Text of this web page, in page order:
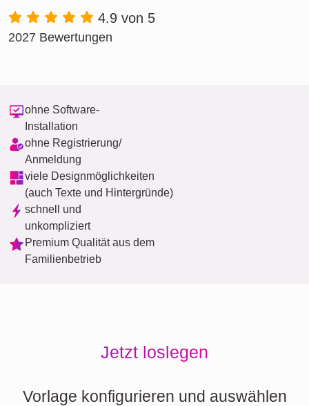
4.9 von 5
2027 Bewertungen
ohne Software-
Installation
ohne Registrierung/
Anmeldung
viele Designmöglichkeiten
(auch Texte und Hintergründe)
schnell und
unkompliziert
Premium Qualität aus dem
Familienbetrieb
Jetzt loslegen
Vorlage konfigurieren und auswählen